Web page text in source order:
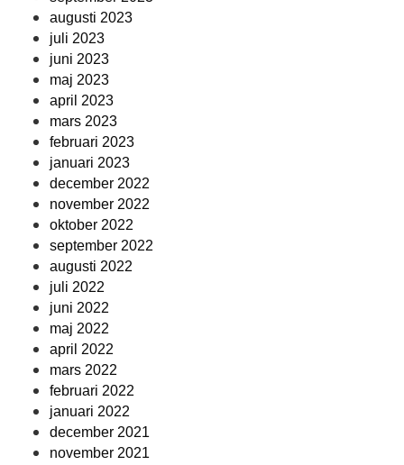
augusti 2023
juli 2023
juni 2023
maj 2023
april 2023
mars 2023
februari 2023
januari 2023
december 2022
november 2022
oktober 2022
september 2022
augusti 2022
juli 2022
juni 2022
maj 2022
april 2022
mars 2022
februari 2022
januari 2022
december 2021
november 2021